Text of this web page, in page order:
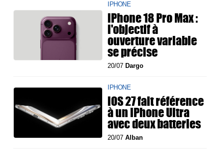
IPHONE
iPhone 18 Pro Max :
l'objectif à
ouverture variable
se précise
20/07 Dargo
IPHONE
iOS 27 fait référence
à un iPhone Ultra
avec deux batteries
20/07Alban